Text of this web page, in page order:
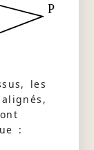
P
les
: